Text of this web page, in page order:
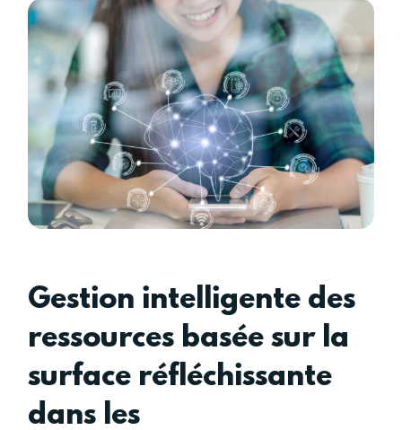
Gestion intelligente des
ressources basée sur la
surface réfléchissante
dans les